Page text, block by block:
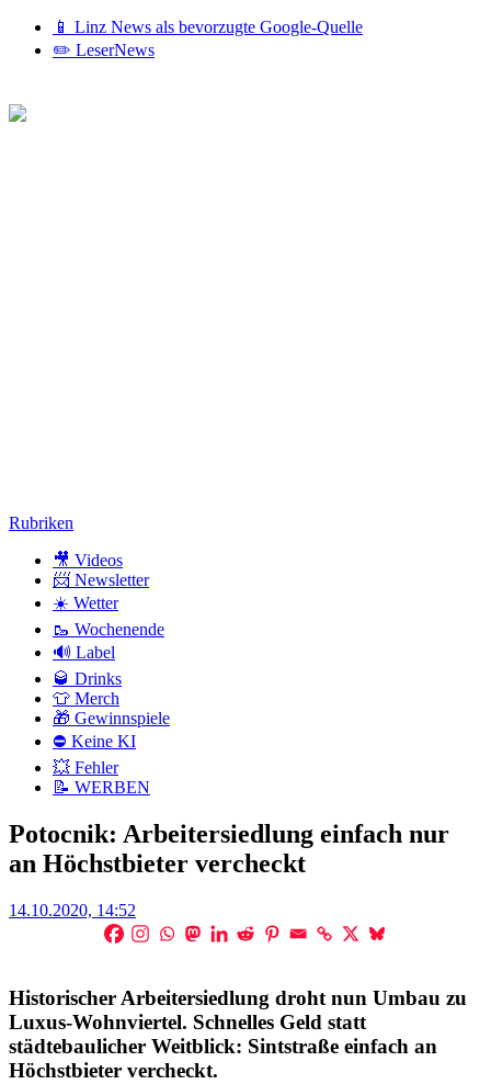
📱 Linz News als bevorzugte Google-Quelle
✏️ LeserNews
Zum
Rubriken
🎥 Videos
📨 Newsletter
☀️ Wetter
🥾 Wochenende
🔊 Label
🥃 Drinks
👕 Merch
🎁 Gewinnspiele
⛔ Keine KI
💥 Fehler
📝 WERBEN
Potocnik: Arbeitersiedlung einfach nur
an Höchstbieter vercheckt
Posted
14.10.2020, 14:52
Historischer Arbeitersiedlung droht nun Umbau zu
Luxus-Wohnviertel. Schnelles Geld statt
städtebaulicher Weitblick: Sintstraße einfach an
Höchstbieter vercheckt.